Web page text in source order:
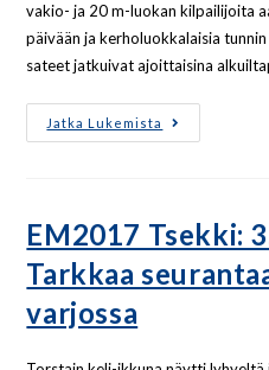
vakio- ja 20 m-luokan kilpailijoita
päivään ja kerholuokkalaisia
sateet jatkuivat ajoittaisina
Jatka Lukemista
EM2017 Tsekki:
Tarkkaa
varjossa